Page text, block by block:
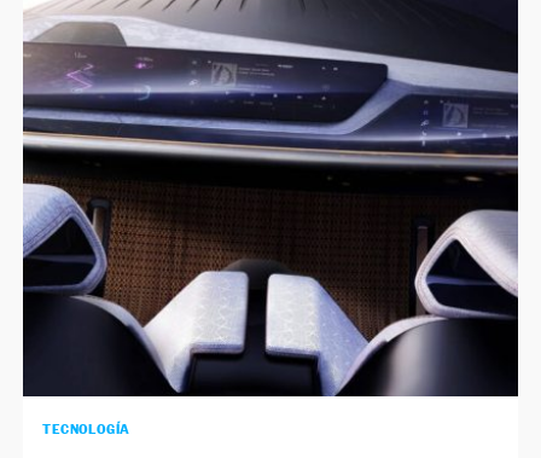
TECNOLOGÍA